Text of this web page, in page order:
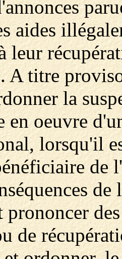
aides
leur
A titre
la
en oeuvre
lorsqu'il
de
prononcer
de